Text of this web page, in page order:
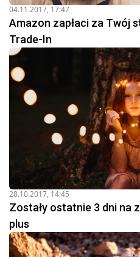
04.11.2017, 17:47
Amazon zapłaci za Twój
Trade-In
28.10.2017, 14:45
Zostały ostatnie 3 dni na
plus